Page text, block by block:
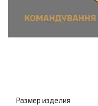
Размер изделия